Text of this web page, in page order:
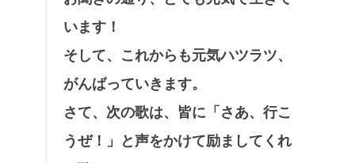
います！
そして、これからも元気ハツラツ、
がんばっていきます。
さて、次の歌は、皆に「さあ、行こ
うぜ！」と声をかけて励ましてくれ